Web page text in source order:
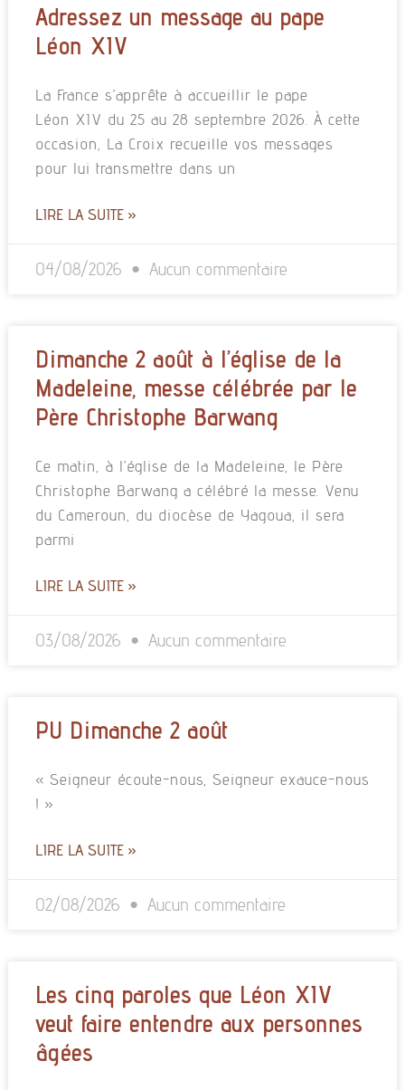
Adressez un message au pape
Léon XIV
La France s’apprête à accueillir le pape
Léon XIV du 25 au 28 septembre 2026. À cette
occasion, La Croix recueille vos messages
pour lui transmettre dans un
LIRE LA SUITE »
04/08/2026 Aucun commentaire
Dimanche 2 août à l’église de la
Madeleine, messe célébrée par le
Père Christophe Barwang
Ce matin, à l’église de la Madeleine, le Père
Christophe Barwang a célébré la messe. Venu
du Cameroun, du diocèse de Yagoua, il sera
parmi
LIRE LA SUITE »
03/08/2026 Aucun commentaire
PU Dimanche 2 août
« Seigneur écoute-nous, Seigneur exauce-nous
! »
LIRE LA SUITE »
02/08/2026 Aucun commentaire
Les cinq paroles que Léon XIV
veut faire entendre aux personnes
âgées